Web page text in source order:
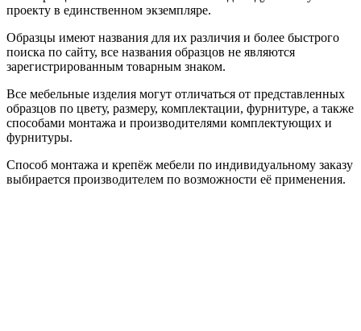
проекту в единственном экземпляре.
Образцы имеют названия для их различия и более быстрого
поиска по сайту, все названия образцов не являются
зарегистрированным товарным знаком.
Все мебельные изделия могут отличаться от представленных
образцов по цвету, размеру, комплектации, фурнитуре, а также
способами монтажа и производителями комплектующих и
фурнитуры.
Способ монтажа и крепёж мебели по индивидуальному заказу
выбирается производителем по возможности её применения.